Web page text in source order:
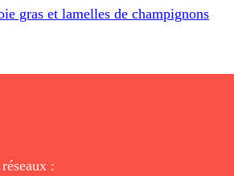
gras et lamelles de champignons
: